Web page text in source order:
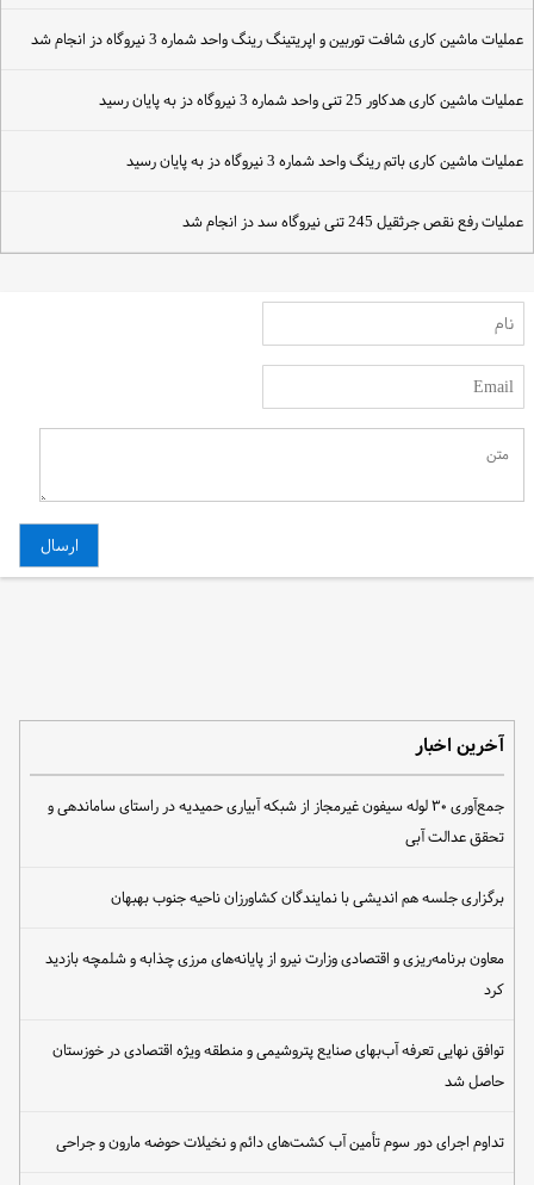
عملیات ماشین کاری شافت توربین و اپریتینگ رینگ واحد شماره 3 نیروگاه دز انجام شد
عملیات ماشین کاری هدکاور 25 تنی واحد شماره 3 نیروگاه دز به پایان رسید
عملیات ماشین کاری باتم رینگ واحد شماره 3 نیروگاه دز به پایان رسید
عملیات رفع نقص جرثقیل 245 تنی نیروگاه سد دز انجام شد
آخرین اخبار
جمع‌آوری ۳۰ لوله سیفون غیرمجاز از شبکه آبیاری حمیدیه در راستای ساماندهی و
تحقق عدالت آبی
برگزاری جلسه هم اندیشی با نمایندگان کشاورزان ناحیه جنوب بهبهان
معاون برنامه‌ریزی و اقتصادی وزارت نیرو از پایانه‌های مرزی چذابه و شلمچه بازدید
کرد
توافق نهایی تعرفه آب‌بهای صنایع پتروشیمی و منطقه ویژه اقتصادی در خوزستان
حاصل شد
تداوم اجرای دور سوم تأمین آب کشت‌های دائم و نخیلات حوضه مارون و جراحی